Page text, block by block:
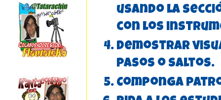
usando la
con los
Demostrar
pasos o saltos.
Componga